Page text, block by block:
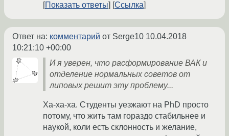
Показать ответы Ссылка
Ответ на: комментарий от Serge10 10.04.2018
10:21:10 +00:00
И я уверен, что расформирование ВАК и
отделение нормальных советов от
липовых решит эту проблему...
Ха-ха-ха. Студенты уезжают на PhD просто
потому, что жить там гораздо стабильнее и
наукой, коли есть склонность и желание,